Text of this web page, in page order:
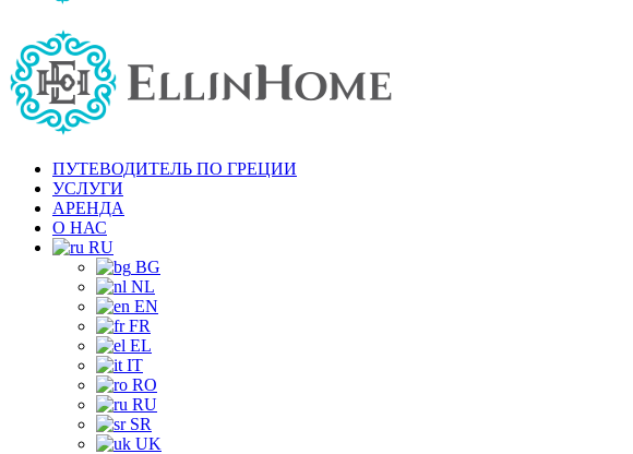
ПУТЕВОДИТЕЛЬ ПО ГРЕЦИИ
УСЛУГИ
АРЕНДА
О НАС
RU
BG
NL
EN
FR
EL
IT
RO
RU
SR
UK